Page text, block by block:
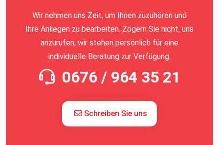
Wir nehmen uns Zeit, um Ihnen zuzuhören und
Ihre Anliegen zu bearbeiten. Zögern Sie nicht, uns
anzurufen, wir stehen persönlich für eine
individuelle Beratung zur Verfügung.
0676 / 964 35 21
Schreiben Sie uns